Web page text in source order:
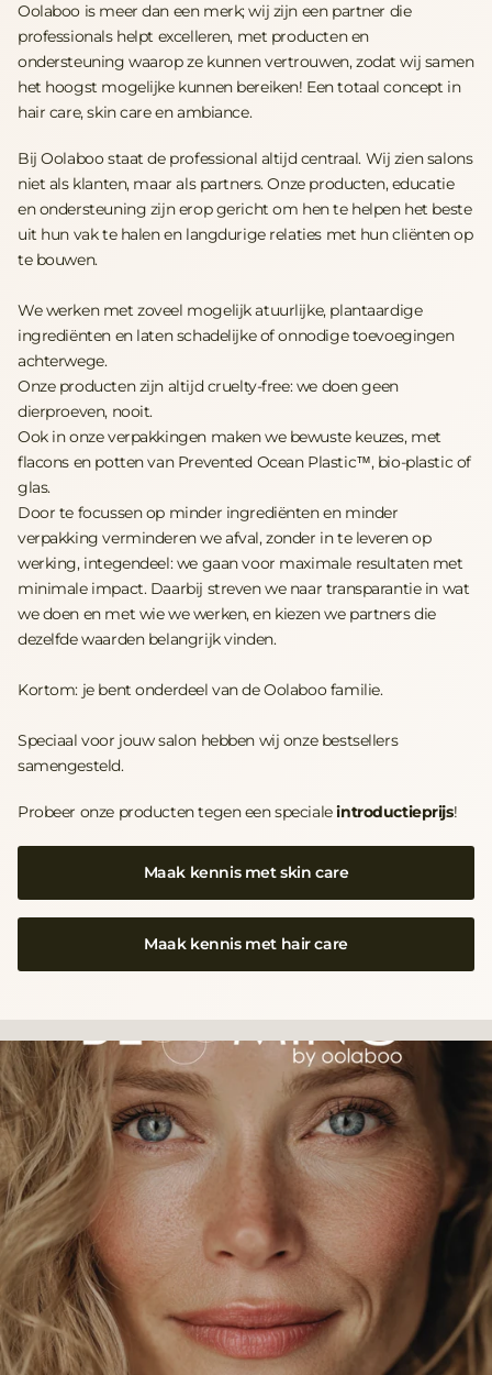
Oolaboo is meer dan een merk; wij zijn een partner die
professionals helpt excelleren, met producten en
ondersteuning waarop ze kunnen vertrouwen, zodat wij samen
het hoogst mogelijke kunnen bereiken! Een totaal concept in
hair care, skin care en ambiance.​
Bij Oolaboo staat de professional altijd centraal. Wij zien salons
niet als klanten, maar als partners. Onze producten, educatie
en ondersteuning zijn erop gericht om hen te helpen het beste
uit hun vak te halen en langdurige relaties met hun cliënten op
te bouwen.
We werken met zoveel mogelijk atuurlijke, plantaardige
ingrediënten en laten schadelijke of onnodige toevoegingen
achterwege.
Onze producten zijn altijd cruelty-free: we doen geen
dierproeven, nooit.
Ook in onze verpakkingen maken we bewuste keuzes, met
flacons en potten van Prevented Ocean Plastic™, bio-plastic of
glas.
Door te focussen op minder ingrediënten en minder
verpakking verminderen we afval, zonder in te leveren op
werking, integendeel: we gaan voor maximale resultaten met
minimale impact. Daarbij streven we naar transparantie in wat
we doen en met wie we werken, en kiezen we partners die
dezelfde waarden belangrijk vinden.
Kortom: je bent onderdeel van de Oolaboo familie.
Speciaal voor jouw salon hebben wij onze bestsellers
samengesteld.
Probeer onze producten tegen een specialeintroductieprijs!
Maak kennis met skin care
Maak kennis met hair care